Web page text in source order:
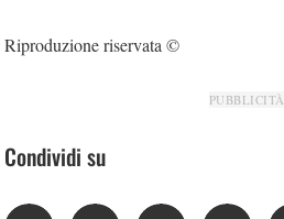
Riproduzione riservata ©
PUBBLICITÀ
Condividi su